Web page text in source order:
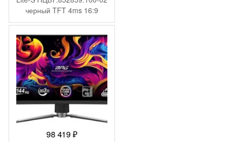
черный TFT 4ms 16:9
HDMI M/M полуматовая
300cd 178гр/178гр
1920×1080 75Hz VGA DP
FHD 3.7кг (RUS)
98 419₽